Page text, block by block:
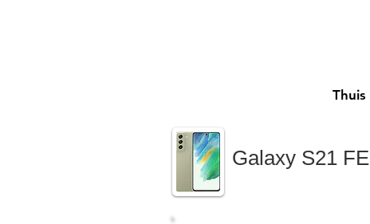
Thuis
Galaxy S21 FE